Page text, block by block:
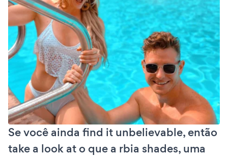
Se você ainda find it unbelievable, então
take a look at o que a rbia shades, uma